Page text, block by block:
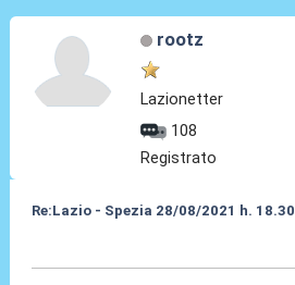
rootz
Lazionetter
108
Registrato
Re:Lazio - Spezia 28/08/2021 h. 18.30